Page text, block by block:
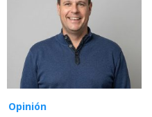
Opinión